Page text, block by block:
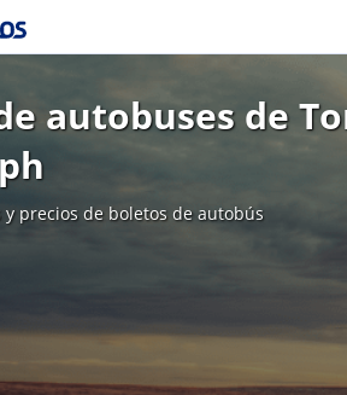
autobuses de
precios de boletos de autobús